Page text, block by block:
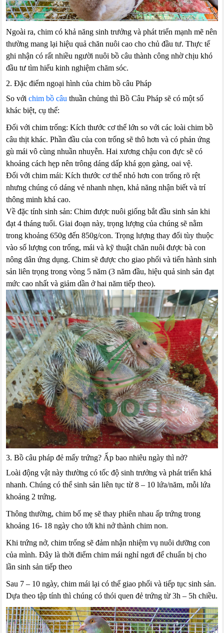
Ngoài ra, chim có khả năng sinh trưởng và phát triển mạnh mẽ nên
thường mang lại hiệu quả chăn nuôi cao cho chủ đầu tư. Thực tế
ghi nhận có rất nhiều người nuôi bồ câu thành công nhờ chịu khó
đầu tư tìm hiểu kinh nghiệm chăm sóc.
2. Đặc điểm ngoại hình của chim bồ câu Pháp
So vớichim bồ câu thuần chủng thì Bồ Câu Pháp sẽ có một số
khác biệt, cụ thể:
Đối với chim trống: Kích thước cơ thể lớn so với các loài chim bồ
câu thịt khác. Phần đầu của con trống sẽ thô hơn và có phản ứng
gù mái vô cùng nhuần nhuyễn. Hai xương chậu con đực sẽ có
khoảng cách hẹp nên trông dáng dấp khá gọn gàng, oai vệ.
Đối với chim mái: Kích thước cơ thể nhỏ hơn con trống rõ rệt
nhưng chúng có dáng vẻ nhanh nhẹn, khả năng nhận biết và trí
thông minh khá cao.
Về đặc tính sinh sản: Chim được nuôi giống bắt đầu sinh sản khi
đạt 4 tháng tuổi. Giai đoạn này, trọng lượng của chúng sẽ nằm
trong khoảng 650g đến 850g/con. Trọng lượng thay đổi tùy thuộc
vào số lượng con trống, mái và kỹ thuật chăn nuôi được bà con
nông dân ứng dụng. Chim sẽ được cho giao phối và tiến hành sinh
sản liên trọng trong vòng 5 năm (3 năm đầu, hiệu quả sinh sản đạt
mức cao nhất và giảm dần ở hai năm tiếp theo).
3. Bồ câu pháp đẻ mấy trứng? Ấp bao nhiêu ngày thì nở?
Loài động vật này thường có tốc độ sinh trưởng và phát triển khá
nhanh. Chúng có thể sinh sản liên tục từ 8 – 10 lứa/năm, mỗi lứa
khoảng 2 trứng.
Thông thường, chim bố mẹ sẽ thay phiên nhau ấp trứng trong
khoảng 16- 18 ngày cho tới khi nở thành chim non.
Khi trứng nở, chim trống sẽ đảm nhận nhiệm vụ nuôi dưỡng con
của mình. Đây là thời điểm chim mái nghỉ ngơi để chuẩn bị cho
lần sinh sản tiếp theo
Sau 7 – 10 ngày, chim mái lại có thể giao phối và tiếp tục sinh sản.
Dựa theo tập tính thì chúng có thói quen đẻ trứng từ 3h – 5h chiều.